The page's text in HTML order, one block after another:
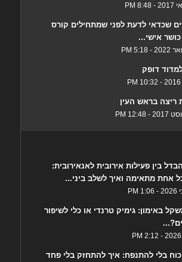
שכדאי לדעת לפני שמתחילים קורס
אישי...
דופק
ריצה בראש העין
בין פעילות אירובית לאנאירובית:
אחת מתאימה ואיך לשלב ביני...
באימון: גימיק טרנדי או כלי לשיפור
כוח בלי להתנפח: איך להתחזק בלי פחד